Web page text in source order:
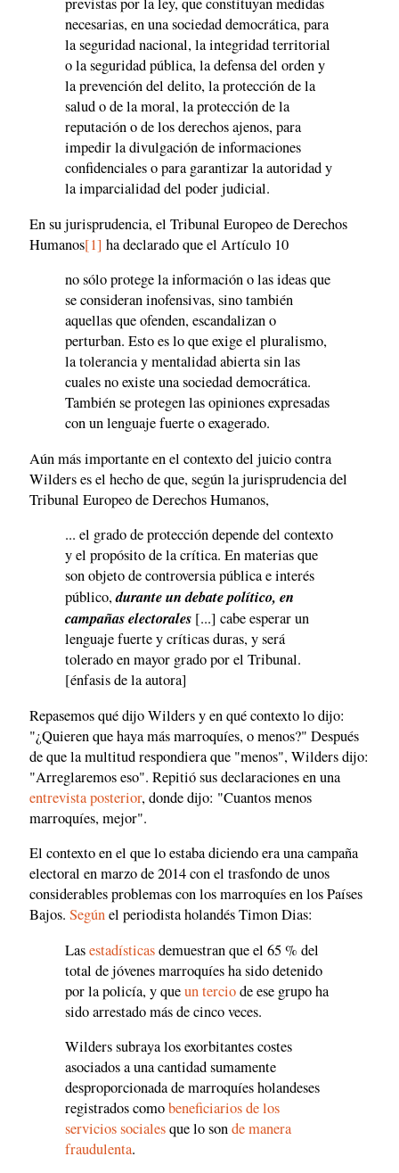
necesarias, en una sociedad democrática, para
la seguridad nacional, la integridad territorial
o la seguridad pública, la defensa del orden y
la prevención del delito, la protección de la
salud o de la moral, la protección de la
reputación o de los derechos ajenos, para
impedir la divulgación de informaciones
confidenciales o para garantizar la autoridad y
la imparcialidad del poder judicial.
En su jurisprudencia, el Tribunal Europeo de Derechos
Humanos[1] ha declarado que el Artículo 10
no sólo protege la información o las ideas que
se consideran inofensivas, sino también
aquellas que ofenden, escandalizan o
perturban. Esto es lo que exige el pluralismo,
la tolerancia y mentalidad abierta sin las
cuales no existe una sociedad democrática.
También se protegen las opiniones expresadas
con un lenguaje fuerte o exagerado.
Aún más importante en el contexto del juicio contra
Wilders es el hecho de que, según la jurisprudencia del
Tribunal Europeo de Derechos Humanos,
... el grado de protección depende del contexto
y el propósito de la crítica. En materias que
son objeto de controversia pública e interés
público,durante un debate político, en
campañas electorales [...] cabe esperar un
lenguaje fuerte y críticas duras, y será
tolerado en mayor grado por el Tribunal.
[énfasis de la autora]
Repasemos qué dijo Wilders y en qué contexto lo dijo:
"¿Quieren que haya más marroquíes, o menos?" Después
de que la multitud respondiera que "menos", Wilders dijo:
"Arreglaremos eso". Repitió sus declaraciones en una
entrevista posterior, donde dijo: "Cuantos menos
marroquíes, mejor".
El contexto en el que lo estaba diciendo era una campaña
electoral en marzo de 2014 con el trasfondo de unos
considerables problemas con los marroquíes en los Países
Bajos. Segúnel periodista holandés Timon Dias:
Lasestadísticasdemuestran que el 65 % del
total de jóvenes marroquíes ha sido detenido
por la policía, y queun terciode ese grupo ha
sido arrestado más de cinco veces.
Wilders subraya los exorbitantes costes
asociados a una cantidad sumamente
desproporcionada de marroquíes holandeses
registrados comobeneficiarios de los
servicios socialesque lo sonde manera
fraudulenta.